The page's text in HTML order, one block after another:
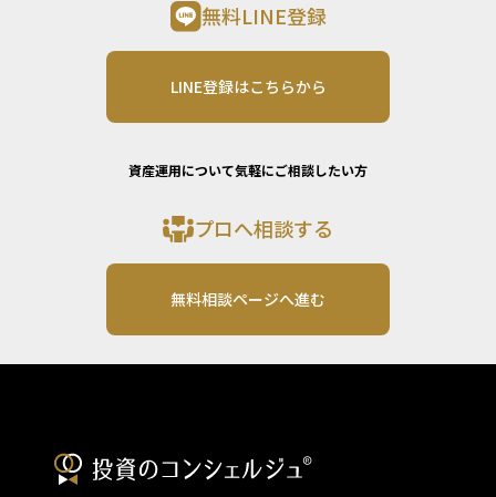
無料LINE登録
LINE登録はこちらから
資産運用について気軽にご相談したい方
プロへ相談する
無料相談ページへ進む